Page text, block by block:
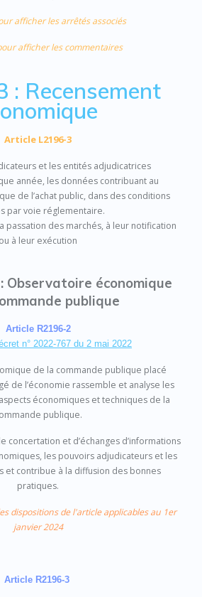
afficher les arrêtés associés
afficher les commentaires
: Recensement
Article L2196-3
et les entités adjudicatrices
année, les données contribuant au
de l’achat public, dans des conditions
par voie réglementaire.
passation des marchés, à leur notification
ou à leur exécution
Observatoire économique
publique
Article R2196-2
n° 2022-767 du 2 mai 2022
de la commande publique placé
de l’économie rassemble et analyse les
économiques et techniques de la
publique.
concertation et d’échanges d’informations
les pouvoirs adjudicateurs et les
et contribue à la diffusion des bonnes
pratiques.
dispositions de l'article applicables au 1er
janvier 2024
Article R2196-3